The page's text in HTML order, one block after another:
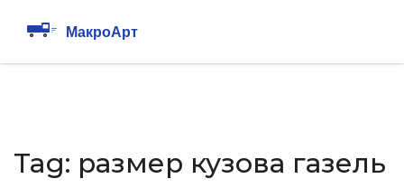
Tag: размер кузова газель